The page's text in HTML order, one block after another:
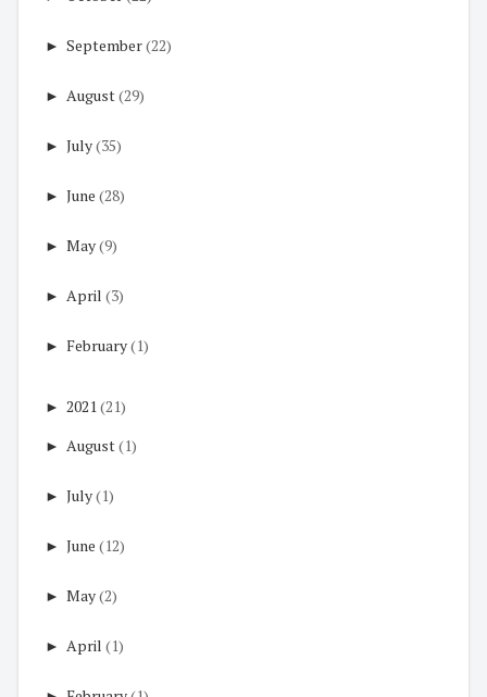
► September(22)
► August(29)
► July(35)
► June (28)
► May(9)
► April (3)
► February(1)
► 2021(21)
► August(1)
► July(1)
► June (12)
► May(2)
► April (1)